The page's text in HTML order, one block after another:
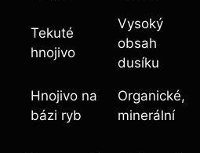
Tekuté
hnojivo
Vysoký
obsah
dusíku
Hnojivo na
bázi ryb
Organické,
minerální